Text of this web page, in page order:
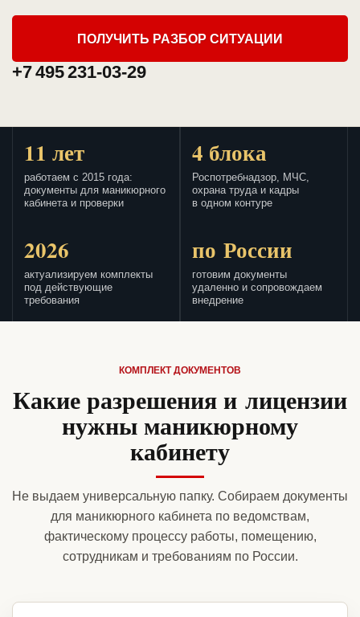
ПОЛУЧИТЬ РАЗБОР СИТУАЦИИ
+7 495 231-03-29
11 лет
работаем с 2015 года:
документы для маникюрного
кабинета и проверки
4 блока
Роспотребнадзор, МЧС,
охрана труда и кадры
в одном контуре
2026
актуализируем комплекты
под действующие
требования
по России
готовим документы
удаленно и сопровождаем
внедрение
КОМПЛЕКТ ДОКУМЕНТОВ
Какие разрешения и лицензии
нужны маникюрному
кабинету
Не выдаем универсальную папку. Собираем документы
для маникюрного кабинета по ведомствам,
фактическому процессу работы, помещению,
сотрудникам и требованиям по России.